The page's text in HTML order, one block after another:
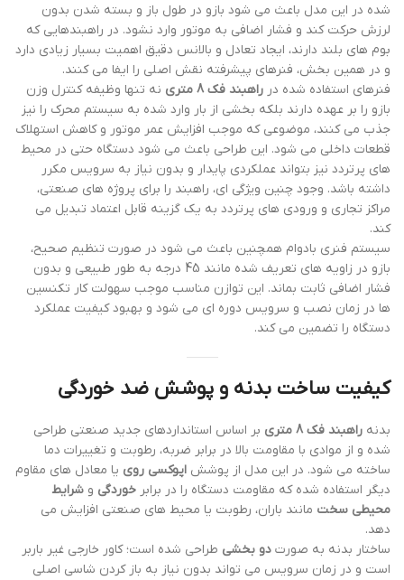
شده در این مدل باعث می شود بازو در طول باز و بسته شدن بدون
لرزش حرکت کند و فشار اضافی به موتور وارد نشود. در راهبندهایی که
بوم های بلند دارند، ایجاد تعادل و بالانس دقیق اهمیت بسیار زیادی دارد
و در همین بخش، فنرهای پیشرفته نقش اصلی را ایفا می کنند.
فنرهای استفاده شده در راهبند فک 8 متری
نه تنها وظیفه کنترل وزن
بازو را بر عهده دارند بلکه بخشی از بار وارد شده به سیستم محرک را نیز
جذب می کنند، موضوعی که موجب افزایش عمر موتور و کاهش استهلاک
قطعات داخلی می شود. این طراحی باعث می شود دستگاه حتی در محیط
های پرتردد نیز بتواند عملکردی پایدار و بدون نیاز به سرویس مکرر
داشته باشد. وجود چنین ویژگی ای، راهبند را برای پروژه های صنعتی،
مراکز تجاری و ورودی های پرتردد به یک گزینه قابل اعتماد تبدیل می
کند.
سیستم فنری بادوام همچنین باعث می شود در صورت تنظیم صحیح،
بازو در زاویه های تعریف شده مانند 45 درجه به طور طبیعی و بدون
فشار اضافی ثابت بماند. این توازن مناسب موجب سهولت کار تکنسین
ها در زمان نصب و سرویس دوره ای می شود و بهبود کیفیت عملکرد
دستگاه را تضمین می کند.
کیفیت ساخت بدنه و پوشش ضد خوردگی
بدنه راهبند فک 8 متری
بر اساس استانداردهای جدید صنعتی طراحی
شده و از موادی با مقاومت بالا در برابر ضربه، رطوبت و تغییرات دما
ساخته می شود. در این مدل از پوشش اپوکسی روی یا معادل های مقاوم
دیگر استفاده شده که مقاومت دستگاه را در برابر خوردگی و شرایط
محیطی سخت مانند باران، رطوبت یا محیط های صنعتی افزایش می
دهد.
ساختار بدنه به صورت دو بخشی طراحی شده است؛ کاور خارجی غیر باربر
است و در زمان سرویس می تواند بدون نیاز به باز کردن شاسی اصلی